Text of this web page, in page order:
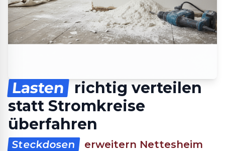
Lasten
richtig verteilen
statt Stromkreise
überfahren
Steckdosen
erweitern Nettesheim